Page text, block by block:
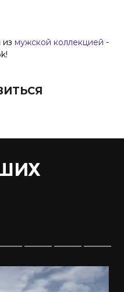
мужской коллекцией -